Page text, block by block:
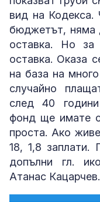
вид на Кодекса.
бюджетът, няма
оставка. Но за
оставка. Оказа
на база на
случайно
след 40
фонд ще имате
проста. Ако
18, 1,8 заплати.
допълни гл.
Атанас Кацарчев.